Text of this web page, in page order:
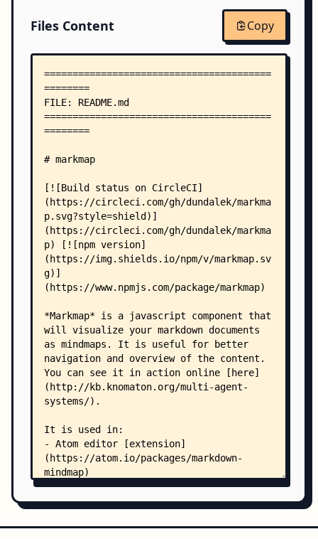
    │   │   ├── example.mindmup.js
    │   │   ├── example.txtmap.html
    │   │   ├── example.txtmap.js
    │   │   ├── examples.css
    │   │   └── index.html
    │   ├── data/
    │   │   ├── example.txtmap
    │   │   ├── flare.json
    │   │   └── tree.json
    │       ├── example.markdown.js
    │       ├── example.mindmup.js
    │       └── example.txtmap.js
    ├── lib/
    │   ├── d3-flextree.js
    │   ├── parse.markdown.js
    │   ├── parse.pandoc.js
    │   ├── parse.txtmap.js
    │   ├── transform.mindmup.js
    │   └── view.mindmap.js
    ├── style/
    │   └── view.mindmap.css
    ├── test/
    │   ├── parse.markdown.test.js
    │   ├── transform.headings.test.js
    └── .circleci/
        └── config.yml
Files Content Copy